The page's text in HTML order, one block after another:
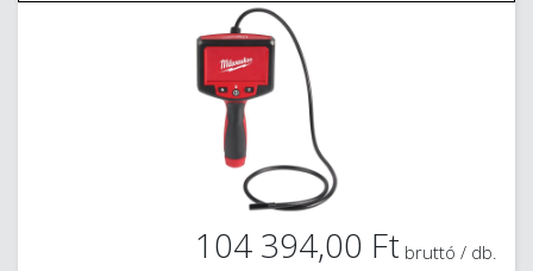
104 394,00 Ft bruttó / db.